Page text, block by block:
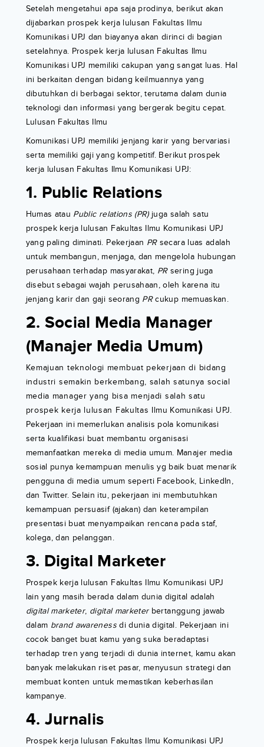
Setelah mengetahui apa saja prodinya, berikut akan
dijabarkan prospek kerja lulusan Fakultas Ilmu
Komunikasi UPJ dan biayanya akan dirinci di bagian
setelahnya. Prospek kerja lulusan Fakultas Ilmu
Komunikasi UPJ memiliki cakupan yang sangat luas. Hal
ini berkaitan dengan bidang keilmuannya yang
dibutuhkan di berbagai sektor, terutama dalam dunia
teknologi dan informasi yang bergerak begitu cepat.
Lulusan Fakultas Ilmu
Komunikasi UPJ memiliki jenjang karir yang bervariasi
serta memiliki gaji yang kompetitif. Berikut prospek
kerja lulusan Fakultas Ilmu Komunikasi UPJ:
1. Public Relations
Humas atau Public relations (PR)juga salah satu
prospek kerja lulusan Fakultas Ilmu Komunikasi UPJ
yang paling diminati. Pekerjaan PRsecara luas adalah
untuk membangun, menjaga, dan mengelola hubungan
perusahaan terhadap masyarakat, PRsering juga
disebut sebagai wajah perusahaan, oleh karena itu
jenjang karir dan gaji seorang PRcukup memuaskan.
2. Social Media Manager
(Manajer Media Umum)
Kemajuan teknologi membuat pekerjaan di bidang
industri semakin berkembang, salah satunya social
media manager yang bisa menjadi salah satu
prospek kerja lulusan Fakultas Ilmu Komunikasi UPJ.
Pekerjaan ini memerlukan analisis pola komunikasi
serta kualifikasi buat membantu organisasi
memanfaatkan mereka di media umum. Manajer media
sosial punya kemampuan menulis yg baik buat menarik
pengguna di media umum seperti Facebook, LinkedIn,
dan Twitter. Selain itu, pekerjaan ini membutuhkan
kemampuan persuasif (ajakan) dan keterampilan
presentasi buat menyampaikan rencana pada staf,
kolega, dan pelanggan.
3. Digital Marketer
Prospek kerja lulusan Fakultas Ilmu Komunikasi UPJ
lain yang masih berada dalam dunia digital adalah
digital marketer, digital marketerbertanggung jawab
dalam brand awarenessdi dunia digital. Pekerjaan ini
cocok banget buat kamu yang suka beradaptasi
terhadap tren yang terjadi di dunia internet, kamu akan
banyak melakukan riset pasar, menyusun strategi dan
membuat konten untuk memastikan keberhasilan
kampanye.
4. Jurnalis
Prospek kerja lulusan Fakultas Ilmu Komunikasi UPJ